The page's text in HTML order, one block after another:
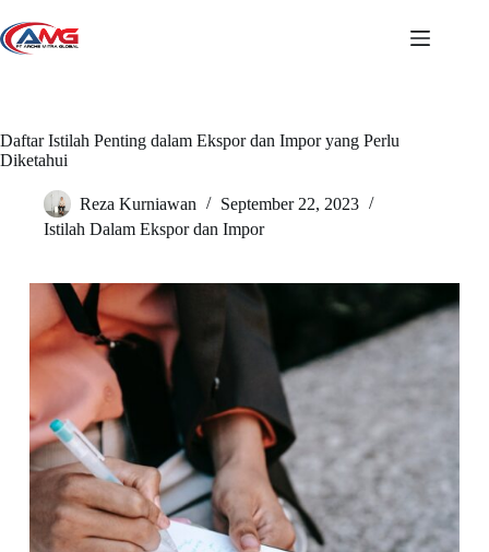
to
content
Daftar Istilah Penting dalam Ekspor dan Impor yang Perlu
Diketahui
Reza Kurniawan
September 22, 2023
Istilah Dalam Ekspor dan Impor